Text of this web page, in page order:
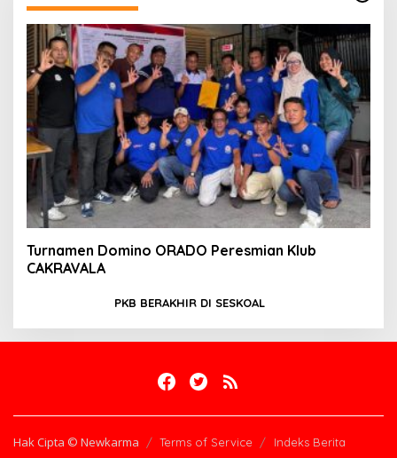
Turnamen Domino ORADO Peresmian Klub
CAKRAVALA
PKB BERAKHIR DI SESKOAL
Hak Cipta © Newkarma Terms of Service Indeks Berita